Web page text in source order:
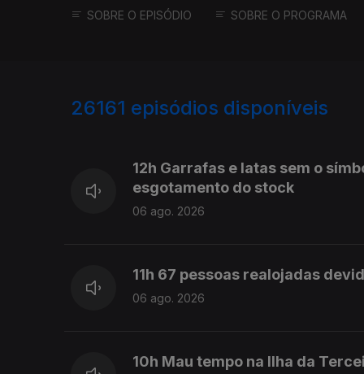
SOBRE O EPISÓDIO SOBRE O PROGRAMA
26161 episódios disponíveis
12h Garrafas e latas sem o
esgotamento do stock
06 ago. 2026
11h 67 pessoas realojadas
06 ago. 2026
10h Mau tempo na Ilha da